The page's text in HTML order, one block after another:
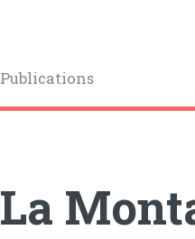
Publications
La